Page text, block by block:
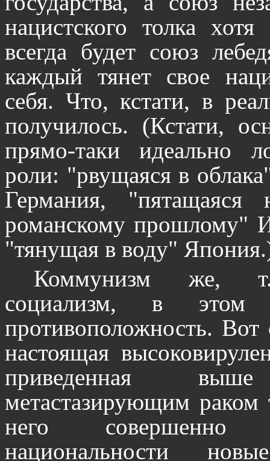
нацистского толка
всегда будет союз
каждый тянет свое
себя. Что, кстати, в
получилось. (Кстати,
прямо-таки идеально
роли: "рвущаяся в
Германия, "пятащаяся
романскому прошлому"
"тянущая в воду"
Коммунизм же,
социализм, в
противоположность.
настоящая
приведенная
метастазирующим раком
него совершенно
национальности